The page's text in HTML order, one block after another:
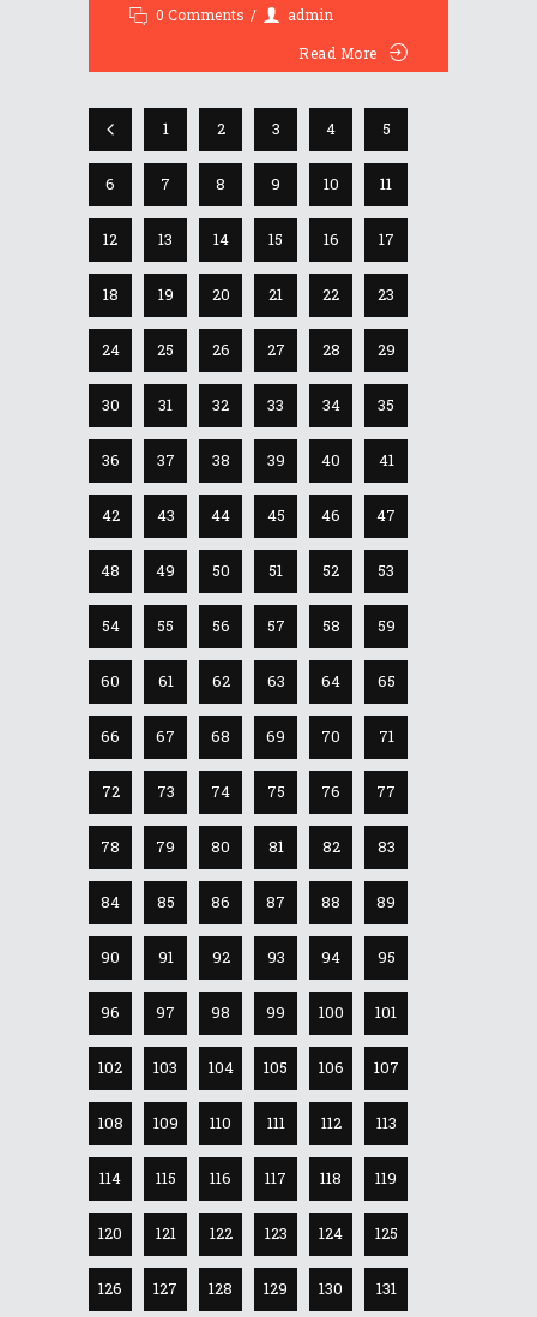
0 Comments
admin
Read More
1 2 3 4 5
6 7 8 9 10 11
12 13 14 15 16 17
18 19 20 21 22 23
24 25 26 27 28 29
30 31 32 33 34 35
36 37 38 39 40 41
42 43 44 45 46 47
48 49 50 51 52 53
54 55 56 57 58 59
60 61 62 63 64 65
66 67 68 69 70 71
72 73 74 75 76 77
78 79 80 81 82 83
84 85 86 87 88 89
90 91 92 93 94 95
96 97 98 99 100 101
102 103 104 105 106 107
108 109 110 111 112 113
114 115 116 117 118 119
120 121 122 123 124 125
126 127 128 129 130 131